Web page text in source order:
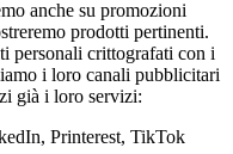
anche su promozioni
prodotti pertinenti.
personali crittografati con i
i loro canali pubblicitari
già i loro servizi:
Printerest, TikTok